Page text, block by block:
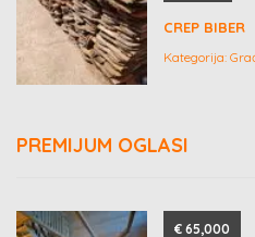
CREP BIBER
Kategorija:
PREMIJUM OGLASI
€ 65,000